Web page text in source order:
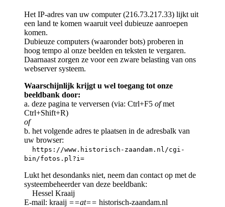
Het IP-adres van uw computer (216.73.217.33) lijkt uit
een land te komen waaruit veel dubieuze aanroepen
komen.
Dubieuze computers (waaronder bots) proberen in
hoog tempo al onze beelden en teksten te vergaren.
Daarnaast zorgen ze voor een zware belasting van ons
webserver systeem.
Waarschijnlijk krijgt u wel toegang tot onze
beeldbank door:
a. deze pagina te verversen (via: Ctrl+F5 ofmet
Ctrl+Shift+R)
of
b. het volgende adres te plaatsen in de adresbalk van
uw browser:
https://www.historisch-zaandam.nl/cgi-
bin/fotos.pl?i=
Lukt het desondanks niet, neem dan contact op met de
systeembeheerder van deze beeldbank:
Hessel Kraaij
E-mail: kraaij ==at== historisch-zaandam.nl